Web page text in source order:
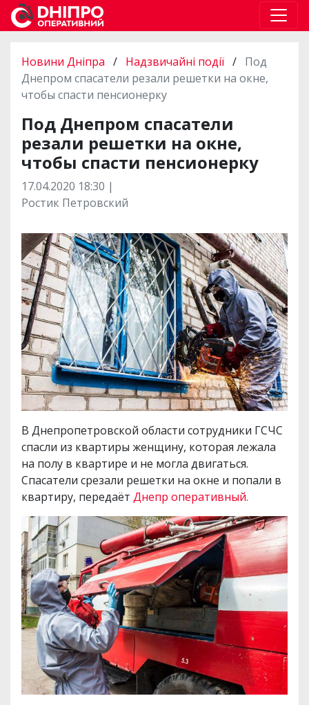
Новини Дніпра / Надзвичайні події / Под
Днепром спасатели резали решетки на окне,
чтобы спасти пенсионерку
Под Днепром спасатели
резали решетки на окне,
чтобы спасти пенсионерку
17.04.2020 18:30 |
Ростик Петровский
В Днепропетровской области сотрудники ГСЧС
спасли из квартиры женщину, которая лежала
на полу в квартире и не могла двигаться.
Спасатели срезали решетки на окне и попали в
квартиру, передаёт Днепр оперативный.